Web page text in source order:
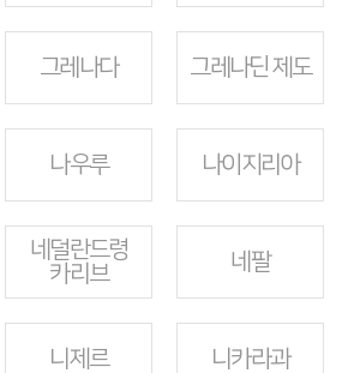
그레나다 그레나딘 제도
나우루 나이지리아
네덜란드령
카리브
네팔
니제르 니카라과